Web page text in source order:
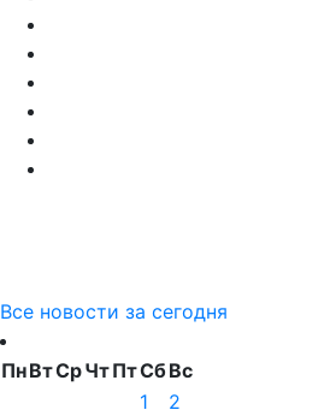
Все новости за сегодня
ПнВтСрЧтПтСбВс
1
2